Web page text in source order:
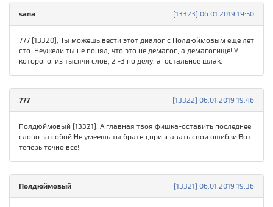
[13323] 06.01.2019 19:50
sana
777 [13320], Ты можешь вести этот диалог с Полдюймовым еще лет
сто. Неужели ты не понял, что это не демагог, а демагогище! У
которого, из тысячи слов, 2 -3 по делу, а остальное шлак.
[13322] 06.01.2019 19:46
777
Полдюймовый [13321], А главная твоя фишка-оставить последнее
слово за собой!Не умеешь ты,братец,признавать свои ошибки!Вот
теперь точно все!
[13321] 06.01.2019 19:36
Полдюймовый